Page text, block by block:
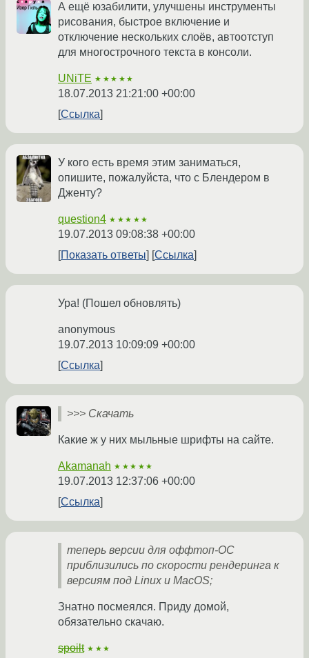
А ещё юзабилити, улучшены инструменты
рисования, быстрое включение и
отключение нескольких слоёв, автоотступ
для многострочного текста в консоли.
UNiTE ★★★★★
18.07.2013 21:21:00 +00:00
Ссылка
У кого есть время этим заниматься,
опишите, пожалуйста, что с Блендером в
Дженту?
question4 ★★★★★
19.07.2013 09:08:38 +00:00
Показать ответы
Ссылка
Ура! (Пошел обновлять)
anonymous
19.07.2013 10:09:09 +00:00
Ссылка
>>> Скачать
Какие ж у них мыльные шрифты на сайте.
Akamanah ★★★★★
19.07.2013 12:37:06 +00:00
Ссылка
теперь версии для оффтоп-ОС
приблизились по скорости рендеринга к
версиям под Linux и MacOS;
Знатно посмеялся. Приду домой,
обязательно скачаю.
spoilt ★★★